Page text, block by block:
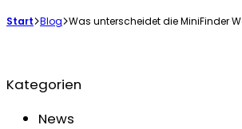
Start Blog
Kategorien
News